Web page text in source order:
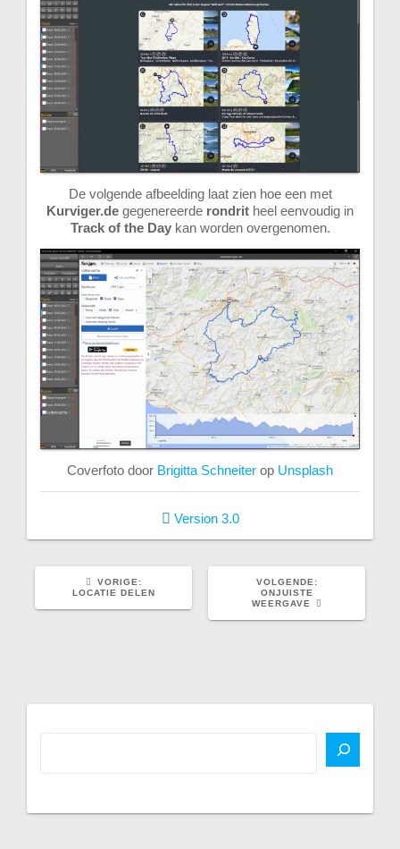
De volgende afbeelding laat zien hoe een met
Kurviger.de gegenereerde rondrit heel eenvoudig in
Track of the Daykan worden overgenomen.
Coverfoto door Brigitta Schneiter op Unsplash
Version 3.0
VORIGE:VORIG
BERICHT:
LOCATIE DELEN
VOLGENDE:VOLGEND
ONJUISTE
WEERGAVE